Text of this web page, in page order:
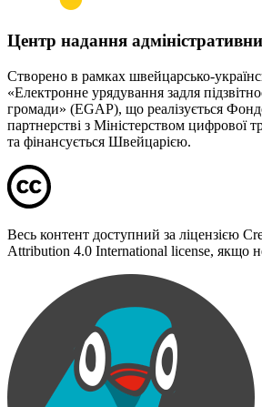
Центр надання
Створено в рамках швейцарсько-
«Електронне урядування задля
громади» (EGAP), що реалізується
партнерстві з Міністерством цифрової
та фінансується Швейцарією.
Весь контент доступний за ліцензією
Attribution 4.0 International license, якщо